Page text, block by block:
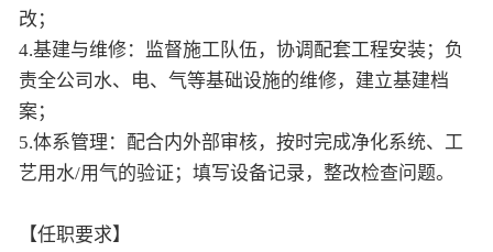
改；
4.基建与维修：监督施工队伍，协调配套工程安装；负
责全公司水、电、气等基础设施的维修，建立基建档
案；
5.体系管理：配合内外部审核，按时完成净化系统、工
艺用水/用气的验证；填写设备记录，整改检查问题。
【任职要求】